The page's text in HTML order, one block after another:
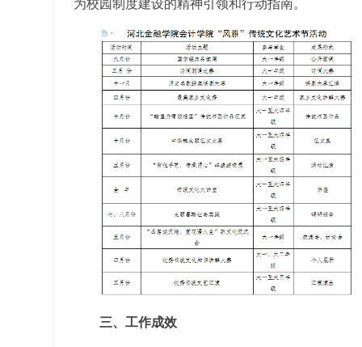
为校园制度建设的精神引领和行动指南。
三、工作成效